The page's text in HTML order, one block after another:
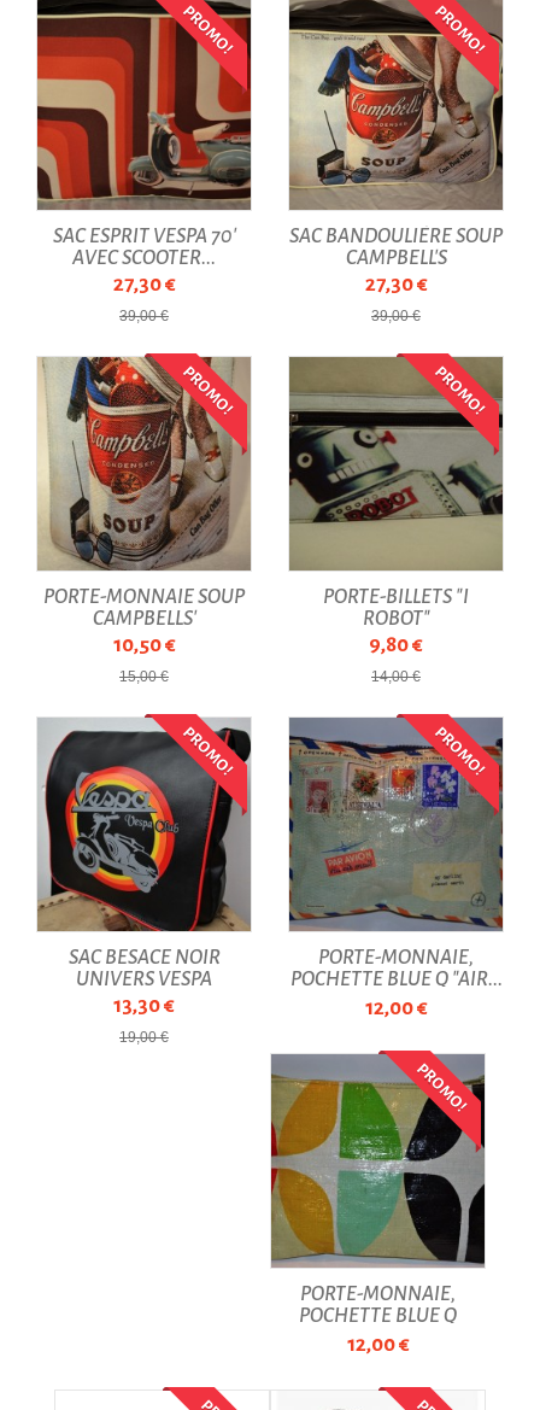
PROMO!
SAC ESPRIT VESPA 70'
AVEC SCOOTER...
27,30 €
39,00 €
PROMO!
SAC BANDOULIÈRE SOUP
CAMPBELL'S
27,30 €
39,00 €
PROMO!
PORTE-MONNAIE SOUP
CAMPBELLS'
10,50 €
15,00 €
PROMO!
PORTE-BILLETS "I
ROBOT"
9,80 €
14,00 €
PROMO!
SAC BESACE NOIR
UNIVERS VESPA
13,30 €
19,00 €
PROMO!
PORTE-MONNAIE,
POCHETTE BLUE Q "AIR...
12,00 €
PROMO!
PORTE-MONNAIE,
POCHETTE BLUE Q
VINTAGE
12,00 €